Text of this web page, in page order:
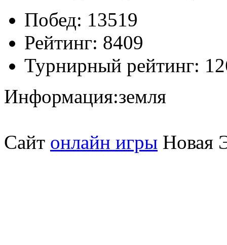
Побед: 13519
Рейтинг: 8409
Турнирный рейтинг:
Информация:земля
Сайт онлайн игры Новая